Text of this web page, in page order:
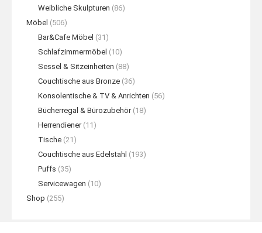
Weibliche Skulpturen (86)
Möbel (506)
Bar&Cafe Möbel (31)
Schlafzimmermöbel (10)
Sessel & Sitzeinheiten (88)
Couchtische aus Bronze (36)
Konsolentische & TV & Anrichten (56)
Bücherregal & Bürozubehör (18)
Herrendiener (11)
Tische (21)
Couchtische aus Edelstahl (193)
Puffs (35)
Servicewagen (10)
Shop (255)